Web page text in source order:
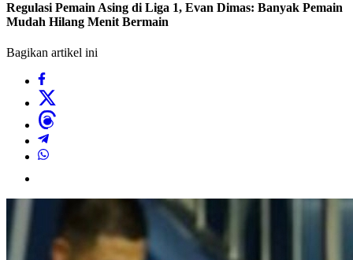
Regulasi Pemain Asing di Liga 1, Evan Dimas: Banyak Pemain
Mudah Hilang Menit Bermain
Bagikan artikel ini